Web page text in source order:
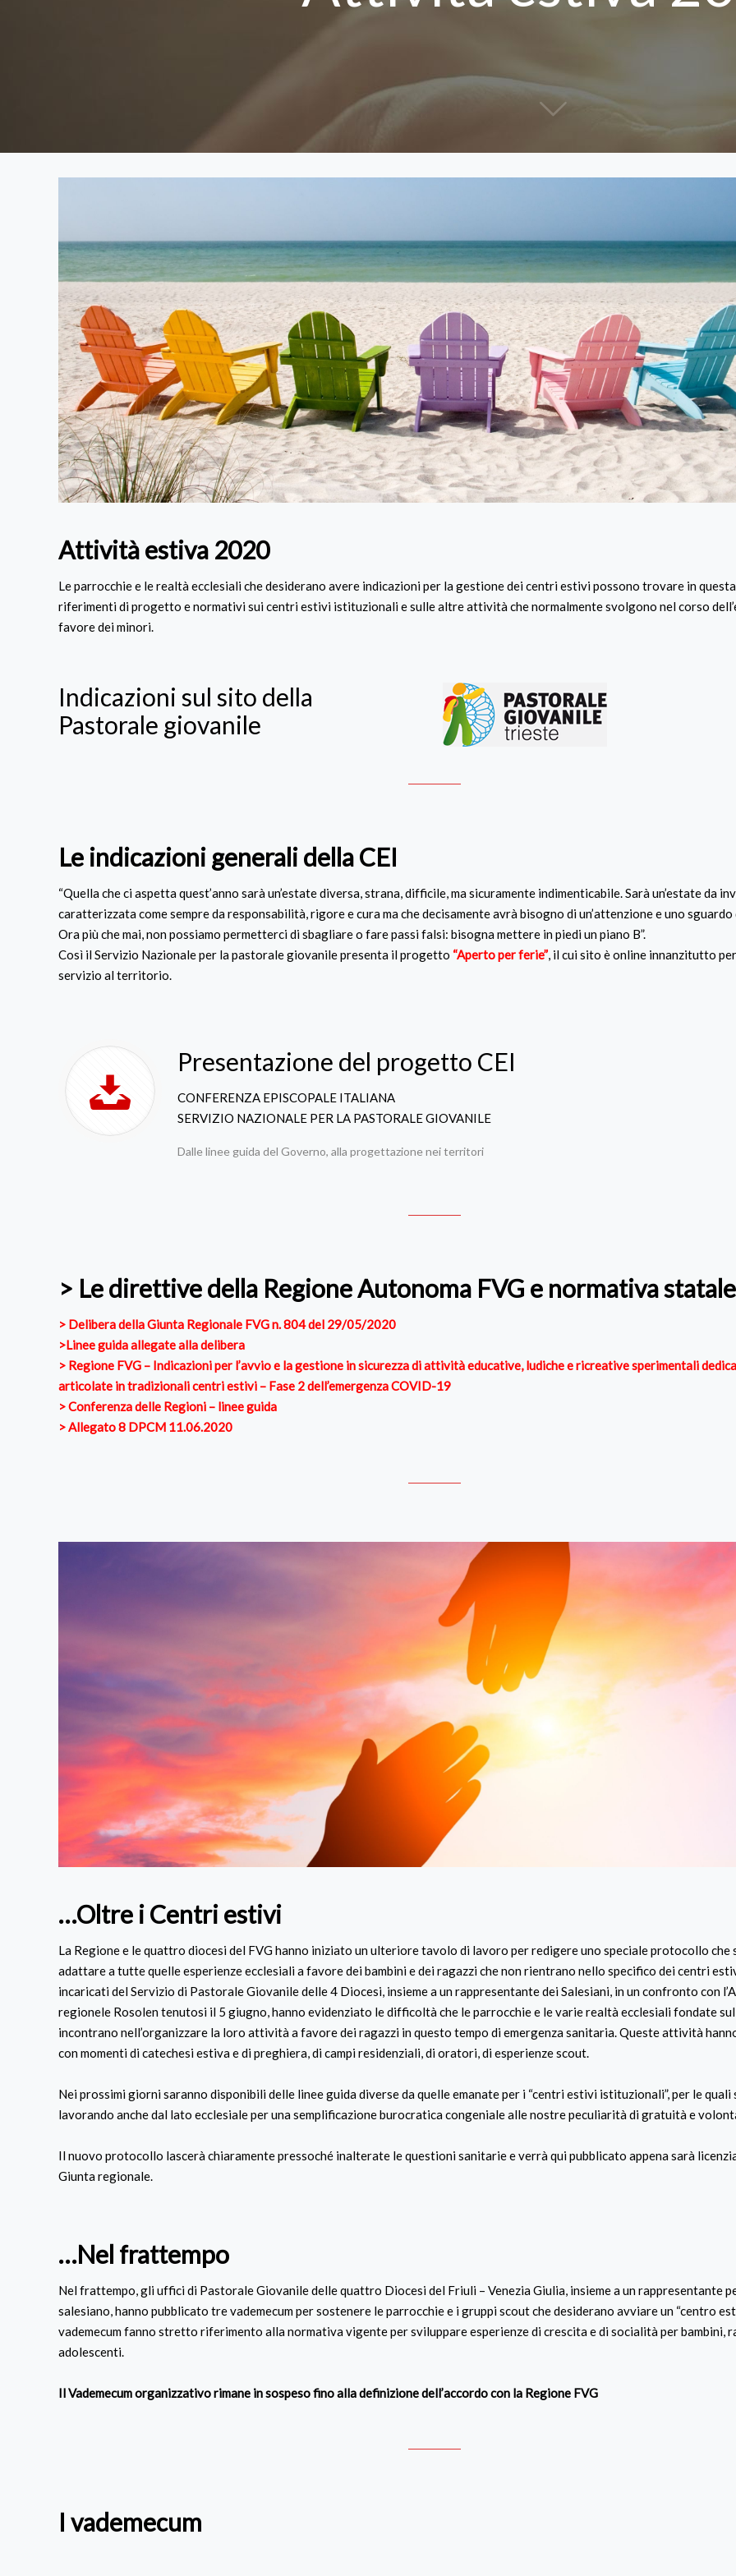
Attività estiva 2020
Le parrocchie e le realtà ecclesiali che desiderano avere indicazioni per la gestione dei centri estivi possono trovare in
riferimenti di progetto e normativi sui centri estivi istituzionali e sulle altre attività che normalmente svolgono nel corso
favore dei minori.
Indicazioni sul sito della
Pastorale giovanile
Le indicazioni generali della CEI
“Quella che ci aspetta quest’anno sarà un’estate diversa, strana, difficile, ma sicuramente indimenticabile. Sarà un’estate da
caratterizzata come sempre da responsabilità, rigore e cura ma che decisamente avrà bisogno di un’attenzione e uno
Ora più che mai, non possiamo permetterci di sbagliare o fare passi falsi: bisogna mettere in piedi un piano B”.
Così il Servizio Nazionale per la pastorale giovanile presenta il progetto “Aperto per ferie”, il cui sito è online innanzitutto
servizio al territorio.
Presentazione del progetto CEI
CONFERENZA EPISCOPALE ITALIANA
SERVIZIO NAZIONALE PER LA PASTORALE GIOVANILE
Dalle linee guida del Governo, alla progettazione nei territori
> Le direttive della Regione Autonoma FVG e normativa statale
> Delibera della Giunta Regionale FVG n. 804 del 29/05/2020
>Linee guida allegate alla delibera
> Regione FVG – Indicazioni per l’avvio e la gestione in sicurezza di attività educative, ludiche e ricreative sperimentali
articolate in tradizionali centri estivi – Fase 2 dell’emergenza COVID-19
> Conferenza delle Regioni – linee guida
> Allegato 8 DPCM 11.06.2020
…Oltre i Centri estivi
La Regione e le quattro diocesi del FVG hanno iniziato un ulteriore tavolo di lavoro per redigere uno speciale protocollo che
adattare a tutte quelle esperienze ecclesiali a favore dei bambini e dei ragazzi che non rientrano nello specifico dei centri
incaricati del Servizio di Pastorale Giovanile delle 4 Diocesi, insieme a un rappresentante dei Salesiani, in un confronto con
regionele Rosolen tenutosi il 5 giugno, hanno evidenziato le difficoltà che le parrocchie e le varie realtà ecclesiali fondate
incontrano nell’organizzare la loro attività a favore dei ragazzi in questo tempo di emergenza sanitaria. Queste attività
con momenti di catechesi estiva e di preghiera, di campi residenziali, di oratori, di esperienze scout.
Nei prossimi giorni saranno disponibili delle linee guida diverse da quelle emanate per i “centri estivi istituzionali”, per le quali
lavorando anche dal lato ecclesiale per una semplificazione burocratica congeniale alle nostre peculiarità di gratuità e
Il nuovo protocollo lascerà chiaramente pressoché inalterate le questioni sanitarie e verrà qui pubblicato appena sarà
Giunta regionale.
…Nel frattempo
Nel frattempo, gli uffici di Pastorale Giovanile delle quattro Diocesi del Friuli – Venezia Giulia, insieme a un rappresentante
salesiano, hanno pubblicato tre vademecum per sostenere le parrocchie e i gruppi scout che desiderano avviare un “centro
vademecum fanno stretto riferimento alla normativa vigente per sviluppare esperienze di crescita e di socialità per bambini,
adolescenti.
Il Vademecum organizzativo rimane in sospeso fino alla definizione dell’accordo con la Regione FVG
I vademecum